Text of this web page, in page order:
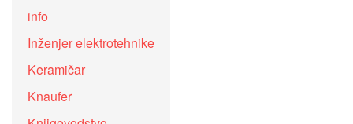
info
Inženjer elektrotehnike
Keramičar
Knaufer